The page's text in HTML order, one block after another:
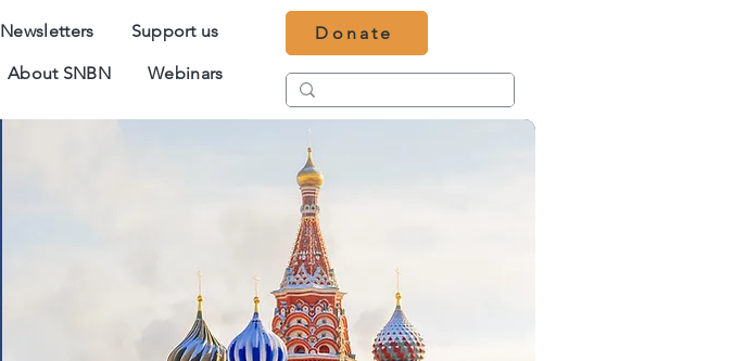
Newsletters Support us
About SNBN Webinars
Donate